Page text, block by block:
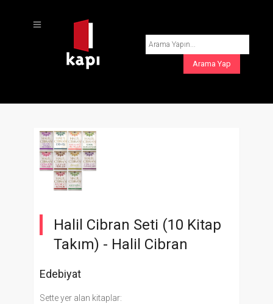
Halil Cibran Seti (10 Kitap
Takım) - Halil Cibran
Edebiyat
Sette yer alan kitaplar: